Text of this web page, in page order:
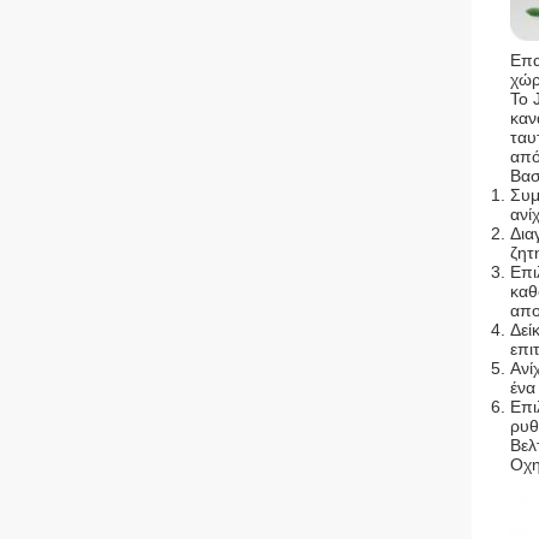
Το
ένα